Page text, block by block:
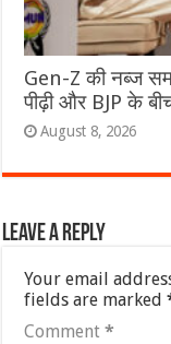
Gen-Z की नब्ज
पीढ़ी और BJP के
August 8, 2026
Leave a Reply
Your email
fields are marked
Comment*